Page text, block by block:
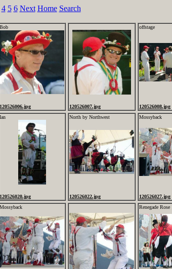
4 5 6 Next Home Search
Bob
120526006.jpg 120526007.jpg
offstage
120526008.jpg
Ian
120526020.jpg
North by Northwest
120526022.jpg
Mossyback
120526027.jpg
Mossyback Renegade Rose